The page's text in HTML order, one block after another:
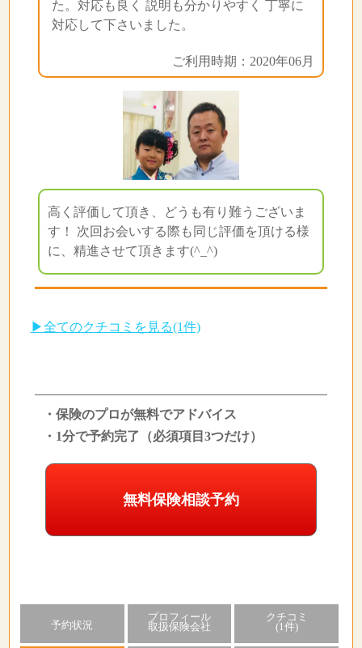
た。対応も良く 説明も分かりやすく 丁寧に
対応して下さいました。
ご利用時期：2020年06月
高く評価して頂き、どうも有り難うございま
す！ 次回お会いする際も同じ評価を頂ける様
に、精進させて頂きます(^_^)
▶全てのクチコミを見る(1件)
・保険のプロが無料でアドバイス
・1分で予約完了（必須項目3つだけ）
無料保険相談予約
予約状況
プロフィール
取扱保険会社
クチコミ
(1件)